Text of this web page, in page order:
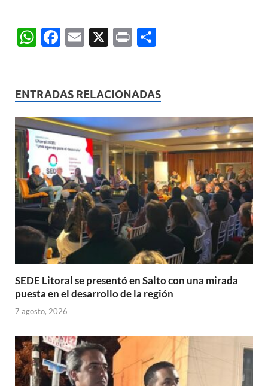
W
s
A
p
p
F
b
o
o
k
E
X
P
p
ar
ti
r
ENTRADAS RELACIONADAS
SEDE Litoral se presentó en Salto con una mirada
puesta en el desarrollo de la región
7 agosto, 2026